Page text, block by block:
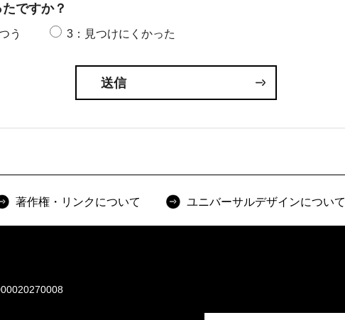
ですか？
う 3：見つけにくかった
著作権・リンクについて ユニバーサルデザインについて